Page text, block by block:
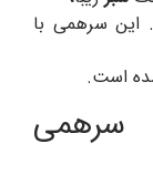
این سرهمی با
است.
سرهمی